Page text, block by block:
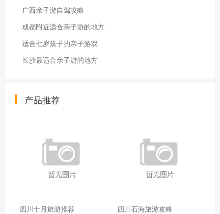
广西亲子游自驾攻略
成都附近适合亲子游的地方
适合七岁孩子的亲子游戏
长沙最适合亲子游的地方
产品推荐
四川十月旅游推荐 四川石海旅游攻略